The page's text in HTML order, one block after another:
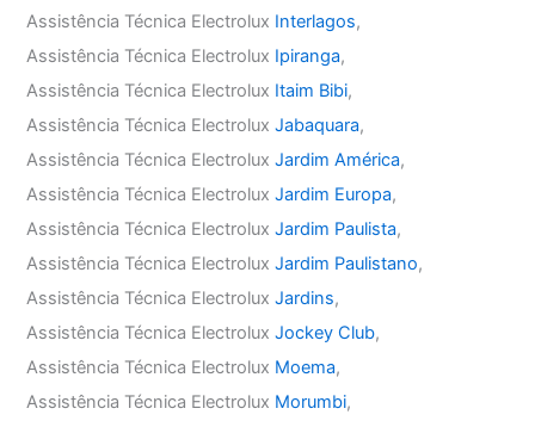
Assistência Técnica Electrolux Interlagos,
Assistência Técnica Electrolux Ipiranga,
Assistência Técnica Electrolux Itaim Bibi,
Assistência Técnica ElectroluxJabaquara,
Assistência Técnica ElectroluxJardim América,
Assistência Técnica ElectroluxJardim Europa,
Assistência Técnica ElectroluxJardim Paulista,
Assistência Técnica ElectroluxJardim Paulistano,
Assistência Técnica ElectroluxJardins,
Assistência Técnica ElectroluxJockey Club,
Assistência Técnica Electrolux Moema,
Assistência Técnica Electrolux Morumbi,